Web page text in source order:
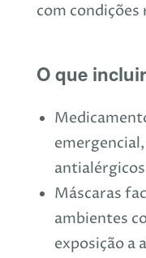
com
O que
Máscaras
ambientes
exposição a